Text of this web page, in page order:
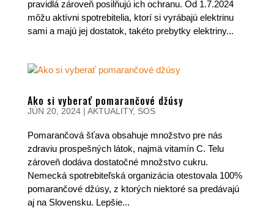
pravidlá zároveň posilňujú ich ochranu. Od 1.7.2024
môžu aktívni spotrebitelia, ktorí si vyrábajú elektrinu
sami a majú jej dostatok, takéto prebytky elektriny...
Ako si vyberať pomarančové džúsy
JÚN 20, 2024| AKTUALITY, SOS
Pomarančová šťava obsahuje množstvo pre nás
zdraviu prospešných látok, najmä vitamín C. Telu
zároveň dodáva dostatočné množstvo cukru.
Nemecká spotrebiteľská organizácia otestovala 100%
pomarančové džúsy, z ktorých niektoré sa predávajú
aj na Slovensku. Lepšie...